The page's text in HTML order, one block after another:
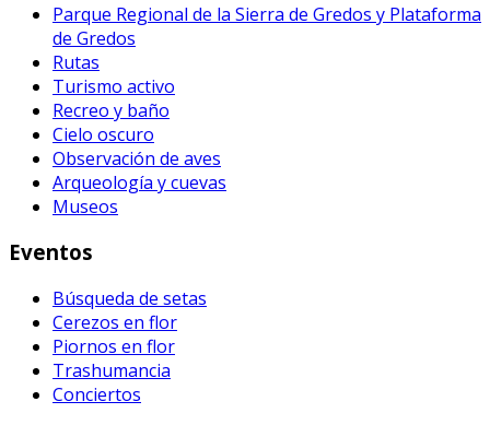
Parque Regional de la Sierra de Gredos y Plataforma
de Gredos
Rutas
Turismo activo
Recreo y baño
Cielo oscuro
Observación de aves
Arqueología y cuevas
Museos
Eventos
Búsqueda de setas
Cerezos en flor
Piornos en flor
Trashumancia
Conciertos